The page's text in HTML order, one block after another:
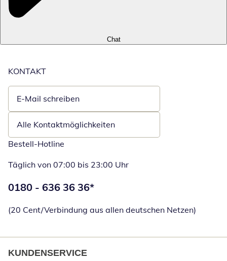
Chat
KONTAKT
E-Mail schreiben
Öffnet E-Mail-Client
Alle Kontaktmöglichkeiten
Bestell-Hotline
Täglich von 07:00 bis 23:00 Uhr
Telefonnummer:
0180 - 636 36 36*
(20 Cent/Verbindung aus allen deutschen Netzen)
KUNDENSERVICE